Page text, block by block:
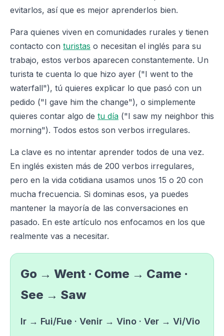
evitarlos, así que es mejor aprenderlos bien.
Para quienes viven en comunidades rurales y tienen
contacto con turistas o necesitan el inglés para su
trabajo, estos verbos aparecen constantemente. Un
turista te cuenta lo que hizo ayer ("I went to the
waterfall"), tú quieres explicar lo que pasó con un
pedido ("I gave him the change"), o simplemente
quieres contar algo de tu día ("I saw my neighbor this
morning"). Todos estos son verbos irregulares.
La clave es no intentar aprender todos de una vez.
En inglés existen más de 200 verbos irregulares,
pero en la vida cotidiana usamos unos 15 o 20 con
mucha frecuencia. Si dominas esos, ya puedes
mantener la mayoría de las conversaciones en
pasado. En este artículo nos enfocamos en los que
realmente vas a necesitar.
Go → Went · Come → Came ·
See → Saw
Ir → Fui/Fue · Venir → Vino · Ver → Vi/Vio